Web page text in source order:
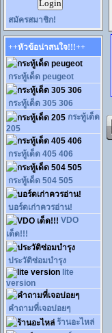
สมัครสมาชิก!
++หัวข้อน่าสนใจ!!!++
กระทู้เด็ด peugeot
กระทู้เด็ด 305 306
กระทู้เด็ด
205
กระทู้เด็ด 405 406
กระทู้เด็ด 504 505
บอร์ดเก่าควรอ่าน!
VDO
เด็ด!!!
ประวัติซ่อมบำรุง
lite
version
คำถามที่เจอบ่อยๆ
ร้านอะไหล่